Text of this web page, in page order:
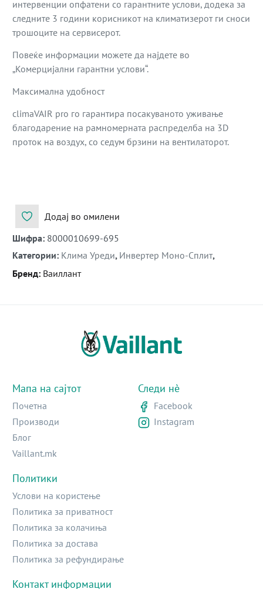
интервенции опфатени со гарантните услови, додека за
следните 3 години корисникот на климатизерот ги сноси
трошоците на сервисерот.
Повеќе информации можете да најдете во
„Комерцијални гарантни услови“.
Максимална удобност
climaVAIR pro го гарантира посакуваното уживање
благодарение на рамномерната распределба на 3D
проток на воздух, со седум брзини на вентилаторот.
Додај во омилени
Шифра: 8000010699-695
Категории: Клима Уреди, Инвертер Моно-Сплит,
Бренд: Ваиллант
Мапа на сајтот
Почетна
Производи
Блог
Vaillant.mk
Политики
Услови на користење
Политика за приватност
Политика за колачиња
Политика за достава
Политика за рефундирање
Контакт информации
Следи нè
Facebook
Instagram